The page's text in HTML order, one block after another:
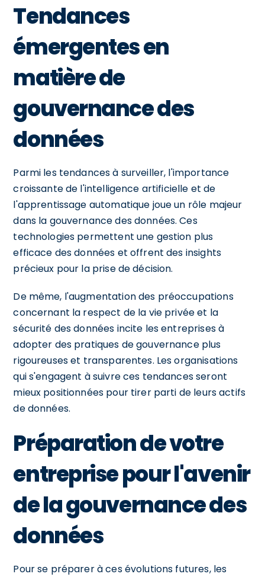
Tendances
émergentes en
matière de
gouvernance des
données
Parmi les tendances à surveiller, l'importance
croissante de l'intelligence artificielle et de
l'apprentissage automatique joue un rôle majeur
dans la gouvernance des données. Ces
technologies permettent une gestion plus
efficace des données et offrent des insights
précieux pour la prise de décision.
De même, l'augmentation des préoccupations
concernant la respect de la vie privée et la
sécurité des données incite les entreprises à
adopter des pratiques de gouvernance plus
rigoureuses et transparentes. Les organisations
qui s'engagent à suivre ces tendances seront
mieux positionnées pour tirer parti de leurs actifs
de données.
Préparation de votre
entreprise pour l'avenir
de la gouvernance des
données
Pour se préparer à ces évolutions futures, les